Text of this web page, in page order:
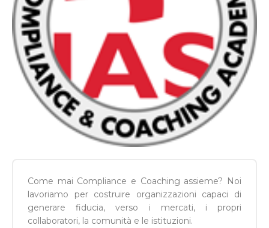
Come mai Compliance e Coaching assieme? Noi
lavoriamo per costruire organizzazioni capaci di
generare fiducia, verso i mercati, i propri
collaboratori, la comunità e le istituzioni.